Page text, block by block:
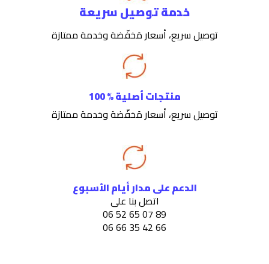
خدمة توصيل سريعة
توصيل سريع، أسعار مَخفّضة وخدمة ممتازة
منتجات أصلية % 100
توصيل سريع، أسعار مَخفّضة وخدمة ممتازة
الدعم على مدار أيام الأسبوع
اتصل بنا على
89 07 65 52 06
66 42 35 66 06